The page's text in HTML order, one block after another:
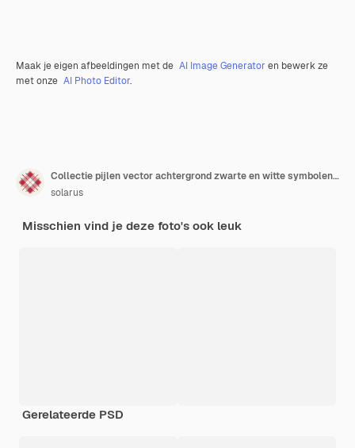
Maak je eigen afbeeldingen met de AI Image Generator en bewerk ze
met onze AI Photo Editor.
Collectie pijlen vector achtergrond zwarte en witte symbolen Verschillende pijl
solarus
Misschien vind je deze foto's ook leuk
Gerelateerde PSD